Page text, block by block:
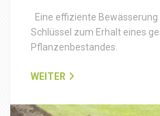
Eine effiziente
Schlüssel zum Erhalt eines
Pflanzenbestandes.
WEITER